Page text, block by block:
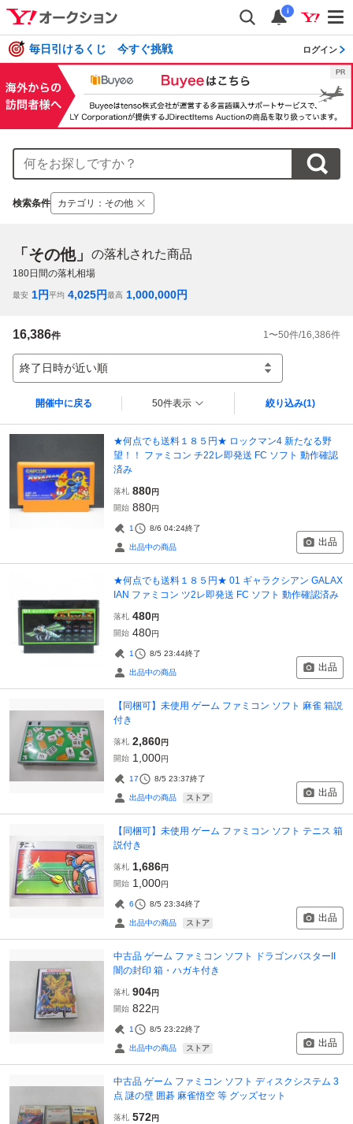
i
毎日引けるくじ 今すぐ挑戦 ログイン
検索条件 カテゴリ ： その他
「その他」 の落札された商品
180日間の落札相場
最安 1円平均 4,025円最高 1,000,000円
16,386件 1 〜50件/16,386件
終了日時が近い順
開催中に戻る 50件表示 絞り込み(1)
★何点でも送料１８５円★ ロックマン4 新たなる野
望！！ ファミコン チ22レ即発送 FC ソフト 動作確認
済み
落札 880円
開始 880円
1 8/6 04:24終了
出品中の商品 出品
★何点でも送料１８５円★ 01 ギャラクシアン GALAX
IAN ファミコン ツ2レ即発送 FC ソフト 動作確認済み
落札 480円
開始 480円
1 8/5 23:44終了
出品中の商品 出品
【同梱可】未使用 ゲーム ファミコン ソフト 麻雀 箱説
付き
落札 2,860円
開始 1,000円
17 8/5 23:37終了
出品中の商品 ストア 出品
【同梱可】未使用 ゲーム ファミコン ソフト テニス 箱
説付き
落札 1,686円
開始 1,000円
6 8/5 23:34終了
出品中の商品 ストア 出品
中古品 ゲーム ファミコン ソフト ドラゴンバスターII
闇の封印 箱・ハガキ付き
落札 904円
開始 822円
1 8/5 23:22終了
出品中の商品 ストア 出品
中古品 ゲーム ファミコン ソフト ディスクシステム 3
点 謎の壁 囲碁 麻雀悟空 等 グッズセット
落札 572円